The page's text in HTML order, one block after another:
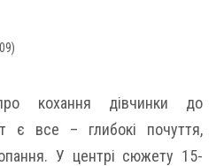
кохання дівчинки до
є все – глибокі почуття,
У центрі сюжету 15-